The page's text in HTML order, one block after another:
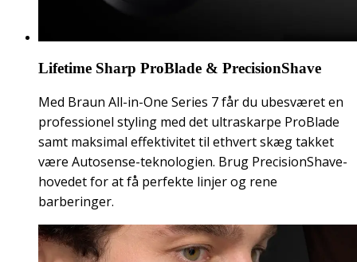
Lifetime Sharp ProBlade & PrecisionShave
Med Braun All-in-One Series 7 får du ubesværet en
professionel styling med det ultraskarpe ProBlade
samt maksimal effektivitet til ethvert skæg takket
være Autosense-teknologien. Brug PrecisionShave-
hovedet for at få perfekte linjer og rene
barberinger.